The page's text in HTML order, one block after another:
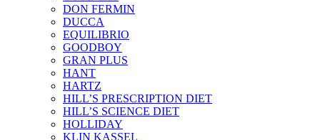
DON FERMIN
DUCCA
EQUILIBRIO
GOODBOY
GRAN PLUS
HANT
HARTZ
HILL’S PRESCRIPTION DIET
HILL’S SCIENCE DIET
HOLLIDAY
KLIN KASSEL